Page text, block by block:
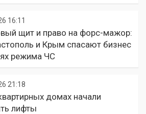
16:11
щит и право на форс-мажор:
и Крым спасают бизнес
режима ЧС
21:18
домах начали
лифты